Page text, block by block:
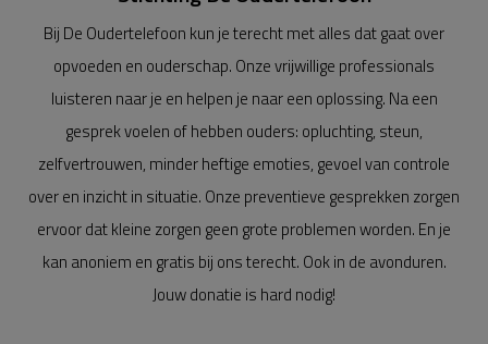
Bij De Oudertelefoon kun je terecht met alles dat gaat over
opvoeden en ouderschap. Onze vrijwillige professionals
luisteren naar je en helpen je naar een oplossing. Na een
gesprek voelen of hebben ouders: opluchting, steun,
zelfvertrouwen, minder heftige emoties, gevoel van controle
over en inzicht in situatie. Onze preventieve gesprekken zorgen
ervoor dat kleine zorgen geen grote problemen worden. En je
kan anoniem en gratis bij ons terecht. Ook in de avonduren.
Jouw donatie is hard nodig!